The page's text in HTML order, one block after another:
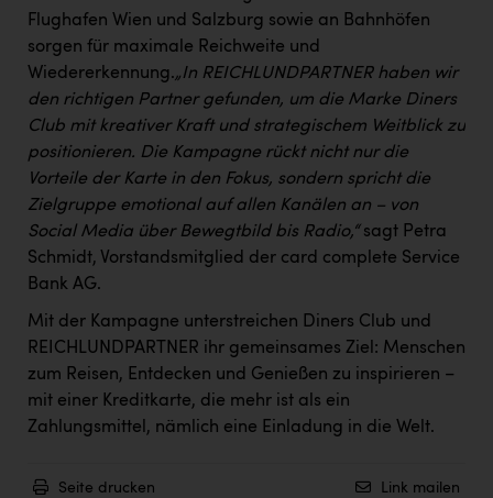
z.l.ö.
Österreichisches Hebammengremium
Wirtschaftskammer OÖ Energiehandel
Dopgas
kunden basics
Flughafen Wien und Salzburg sowie an Bahnhöfen
sorgen für maximale Reichweite und
Wiedererkennung.„In REICHLUNDPARTNER haben wir
den richtigen Partner gefunden, um die Marke Diners
Club mit kreativer Kraft und strategischem Weitblick zu
positionieren. Die Kampagne rückt nicht nur die
Vorteile der Karte in den Fokus, sondern spricht die
Zielgruppe emotional auf allen Kanälen an – von
Social Media über Bewegtbild bis Radio,“sagt Petra
Schmidt, Vorstandsmitglied der card complete Service
Bank AG.
Mit der Kampagne unterstreichen Diners Club und
REICHLUNDPARTNER ihr gemeinsames Ziel: Menschen
zum Reisen, Entdecken und Genießen zu inspirieren –
mit einer Kreditkarte, die mehr ist als ein
Zahlungsmittel, nämlich eine Einladung in die Welt.
Seite drucken Link mailen